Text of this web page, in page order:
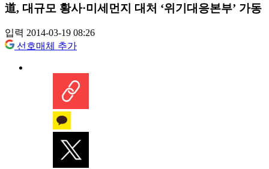
道, 대규모 황사·미세먼지 대처 ‘위기대응본부’ 가동
입력 2014-03-19 08:26
선호매체 추가